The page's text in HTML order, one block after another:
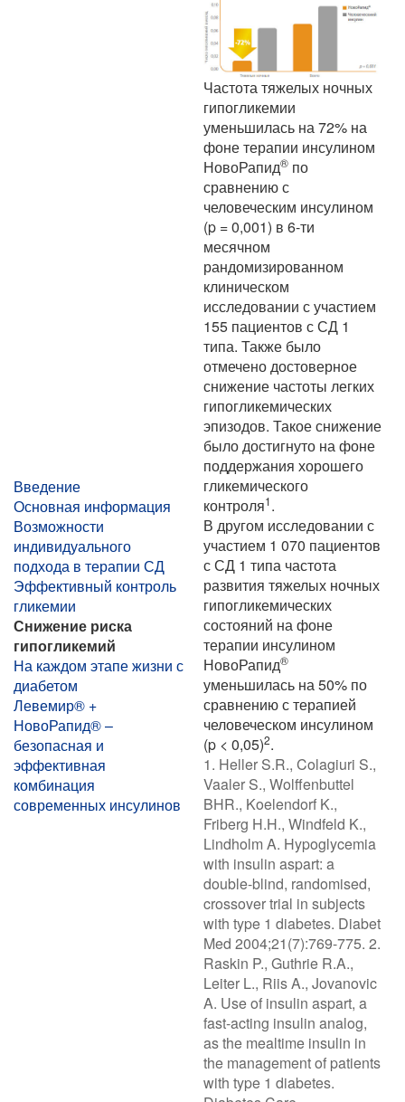
Введение
Основная информация
Возможности
индивидуального
подхода в терапии СД
Эффективный контроль
гликемии
Снижение риска
гипогликемий
На каждом этапе жизни с
диабетом
Левемир® +
НовоРапид® –
безопасная и
эффективная
комбинация
современных инсулинов
Частота тяжелых ночных
гипогликемии
уменьшилась на 72% на
фоне терапии инсулином
НовоРапид® по
сравнению с
человеческим инсулином
(p = 0,001) в 6-ти
месячном
рандомизированном
клиническом
исследовании с участием
155 пациентов с СД 1
типа. Также было
отмечено достоверное
снижение частоты легких
гипогликемических
эпизодов. Такое снижение
было достигнуто на фоне
поддержания хорошего
гликемического
контроля1.
В другом исследовании с
участием 1 070 пациентов
с СД 1 типа частота
развития тяжелых ночных
гипогликемических
состояний на фоне
терапии инсулином
НовоРапид®
уменьшилась на 50% по
сравнению с терапией
человеческом инсулином
(p < 0,05)2.
1. Heller S.R., Colagiuri S.,
Vaaler S., Wolffenbuttel
BHR., Koelendorf K.,
Friberg H.H., Windfeld K.,
Lindholm A. Hypoglycemia
with insulin aspart: a
double-blind, randomised,
crossover trial in subjects
with type 1 diabetes. Diabet
Med 2004;21(7):769-775. 2.
Raskin P., Guthrie R.A.,
Leiter L., Riis A., Jovanovic
A. Use of insulin aspart, a
fast-acting insulin analog,
as the mealtime insulin in
the management of patients
with type 1 diabetes.